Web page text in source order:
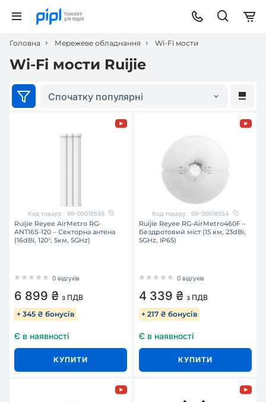
Головна Мережеве обладнання Wi-Fi мости
Wi-Fi мости Ruijie
Спочатку популярні
Код товару: 99-00018558
Ruijie Reyee AirMetro RG-
ANT16S-120 – Секторна антена
(16dBi, 120°, 5км, 5GHz)
0 відгуків
6 899 ₴ з ПДВ
+ 345 ₴ бонусів
Є в наявності
КУПИТИ
Код товару: 99-00018554
Ruijie Reyee RG-AirMetro460F –
Бездротовий міст (15 км, 23dBi,
5GHz, IP65)
0 відгуків
4 339 ₴ з ПДВ
+ 217 ₴ бонусів
Є в наявності
КУПИТИ